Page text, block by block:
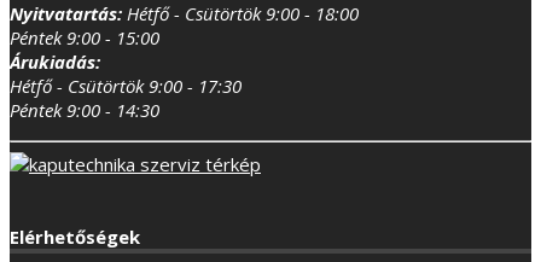
Nyitvatartás: Hétfő - Csütörtök 9:00 - 18:00
Péntek 9:00 - 15:00
Árukiadás:
Hétfő - Csütörtök 9:00 - 17:30
Péntek 9:00 - 14:30
Elérhetőségek